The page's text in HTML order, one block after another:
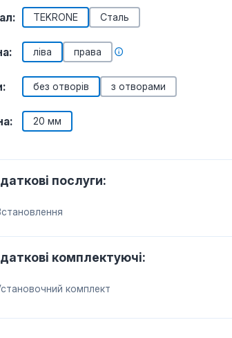
TEKRONE Сталь
ліва права
без отворів з отворами
20 мм
послуги:
комплектуючі:
комплект